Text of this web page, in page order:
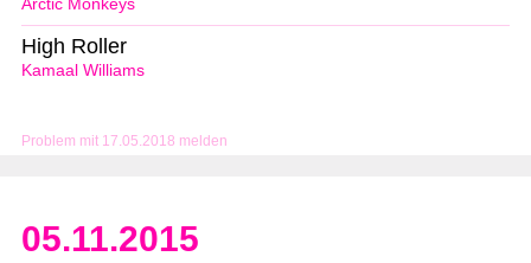
Problem mit 17.05.2018 melden
Arctic Monkeys
Kamaal Williams
High Roller
05.11.2015